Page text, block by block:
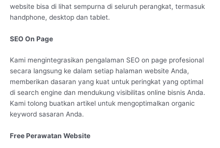
website bisa di lihat sempurna di seluruh perangkat, termasuk
handphone, desktop dan tablet.
SEO On Page
Kami mengintegrasikan pengalaman SEO on page profesional
secara langsung ke dalam setiap halaman website Anda,
memberikan dasaran yang kuat untuk peringkat yang optimal
di search engine dan mendukung visibilitas online bisnis Anda.
Kami tolong buatkan artikel untuk mengoptimalkan organic
keyword sasaran Anda.
Free Perawatan Website